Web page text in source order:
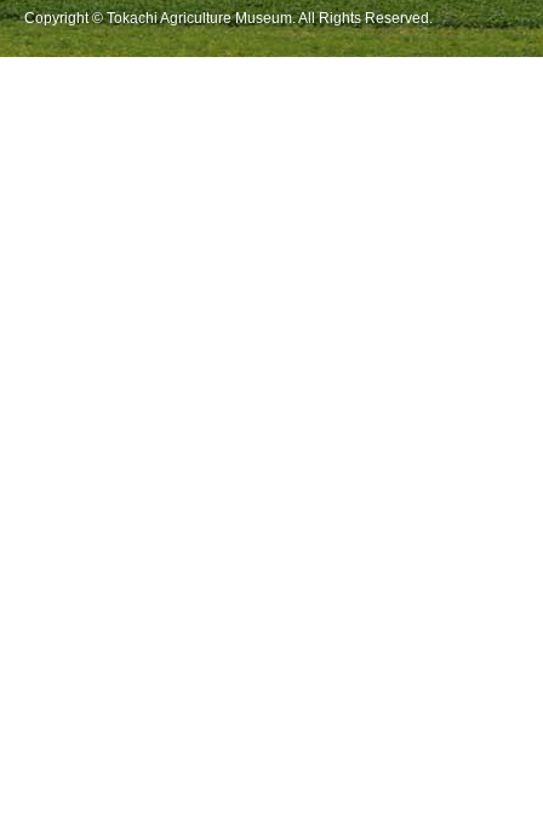
Copyright © Tokachi Agriculture Museum. All Rights Reserved.